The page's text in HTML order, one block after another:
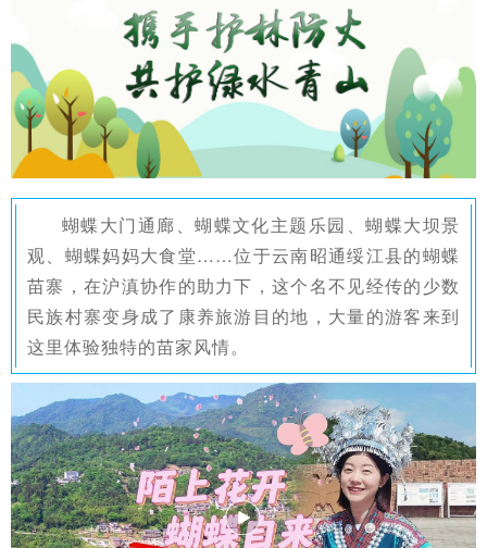
蝴蝶大门通廊、蝴蝶文化主题乐园、蝴蝶大坝景
观、蝴蝶妈妈大食堂……位于云南昭通绥江县的蝴蝶
苗寨，在沪滇协作的助力下，这个名不见经传的少数
民族村寨变身成了康养旅游目的地，大量的游客来到
这里体验独特的苗家风情。